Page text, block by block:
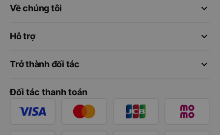
keyboard_arrow_down
Về chúng tôi
keyboard_arrow_down
Hỗ trợ
keyboard_arrow_down
Trở thành đối tác
Đối tác thanh toán